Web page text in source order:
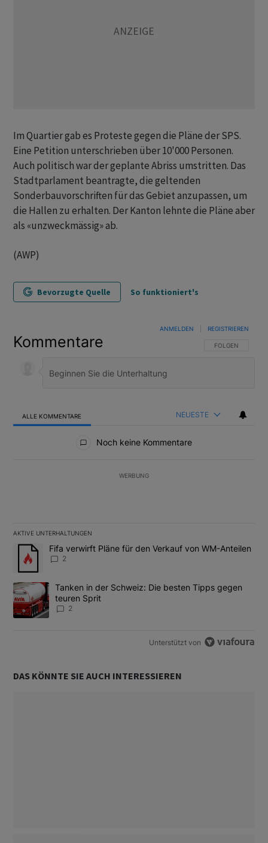
Im Quartier gab es Proteste gegen die Pläne der SPS.
Eine Petition unterschrieben über 10'000 Personen.
Auch politisch war der geplante Abriss umstritten. Das
Stadtparlament beantragte, die geltenden
Sonderbauvorschriften für das Gebiet anzupassen, um
die Hallen zu erhalten. Der Kanton lehnte die Pläne aber
als «unzweckmässig» ab.
(AWP)
Bevorzugte Quelle So funktioniert's
Kommentare FOLGE DIESER
FOLGEN
ANMELDEN REGISTRIEREN
ALLE KOMMENTARE NEUESTE
Noch keine Kommentare
WERBUNG
AKTIVE UNTERHALTUNGEN
Das Folgende ist eine Liste der am meisten kommentierten
Ein Trendartikel mit dem Titel "Fifa verwirft Pläne für den
Fifa verwirft Pläne für den Verkauf von WM-Anteilen
2
Ein Trendartikel mit dem Titel "Tanken in der Schweiz: Die
Tanken in der Schweiz: Die besten Tipps gegen
teuren Sprit
2
Unterstützt von
DAS KÖNNTE SIE AUCH INTERESSIEREN